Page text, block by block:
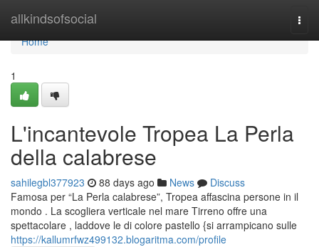
allkindsofsocial
Home
Home
1
L'incantevole Tropea La Perla
della calabrese
sahilegbl377923 88 days ago News
Discuss
Famosa per “La Perla calabrese”, Tropea affascina persone in il
mondo . La scogliera verticale nel mare Tirreno offre una
spettacolare , laddove le di colore pastello {si arrampicano sulle
https://kallumrfwz499132.blogaritma.com/profile